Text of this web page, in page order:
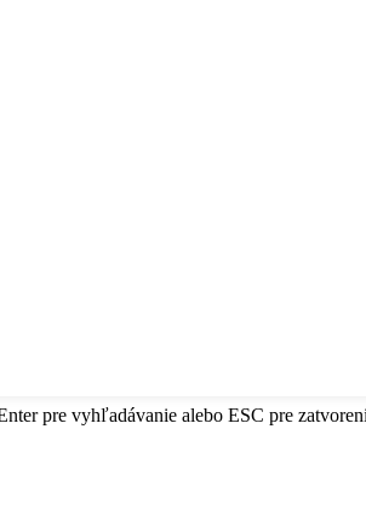
pre vyhľadávanie alebo ESC pre